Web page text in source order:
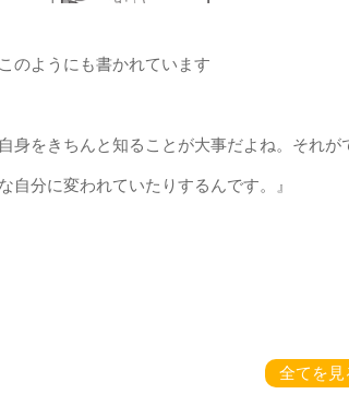
のようにも書かれています
自身をきちんと知ることが大事だよね。それ
自分に変われていたりするんです。』
全てを見